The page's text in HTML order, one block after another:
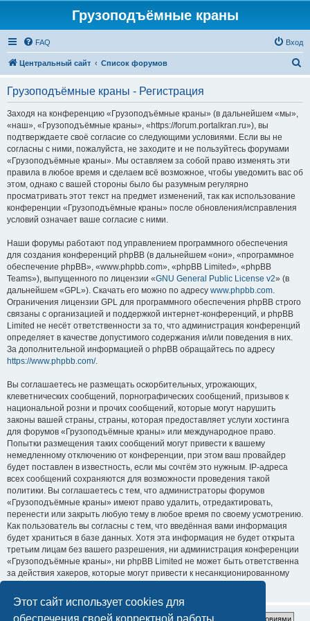
Этот сайт использует cookies для
обеспечения своей корректной работы.
Грузоподъёмные краны
FAQ Вход
Центральный сайт Список форумов
Грузоподъёмные краны - Регистрация
Заходя на конференцию «Грузоподъёмные краны» (в дальнейшем «мы»,
«наш», «Грузоподъёмные краны», «https://forum.portalkran.ru»), вы
подтверждаете своё согласие со следующими условиями. Если вы не
согласны с ними, пожалуйста, не заходите и не пользуйтесь форумами
«Грузоподъёмные краны». Мы оставляем за собой право изменять эти
правила в любое время и сделаем всё возможное, чтобы уведомить вас об
этом, однако с вашей стороны было бы разумным регулярно
просматривать этот текст на предмет изменений, так как использование
конференции «Грузоподъёмные краны» после обновления/исправления
условий означает ваше согласие с ними.
Наши форумы работают под управлением программного обеспечения
для создания конференций phpBB (в дальнейшем «они», «программное
обеспечение phpBB», «www.phpbb.com», «phpBB Limited», «phpBB
Teams»), выпущенного по лицензии «GNU General Public License v2» (в
дальнейшем «GPL»). Скачать его можно по адресу www.phpbb.com.
Ограничения лицензии GPL для программного обеспечения phpBB строго
связаны с организацией и поддержкой интернет-конференций, и phpBB
Limited не несёт ответственности за то, что администрация конференций
определяет в качестве допустимого содержания и/или поведения в них.
За дополнительной информацией о phpBB обращайтесь по адресу
https://www.phpbb.com/.
Вы соглашаетесь не размещать оскорбительных, угрожающих,
клеветнических сообщений, порнографических сообщений, призывов к
национальной розни и прочих сообщений, которые могут нарушить
законы вашей страны, страны, которая предоставляет услуги хостинга
для форумов «Грузоподъёмные краны» или международное право.
Попытки размещения таких сообщений могут привести к вашему
немедленному отключению от конференции, при этом ваш провайдер
будет поставлен в известность, если мы сочтём это нужным. IP-адреса
всех сообщений сохраняются для возможности проведения такой
политики. Вы соглашаетесь с тем, что администраторы форумов
«Грузоподъёмные краны» имеют право удалить, отредактировать,
перенести или закрыть любую тему в любое время по своему усмотрению.
Как пользователь вы согласны с тем, что введённая вами информация
будет храниться в базе данных. Хотя эта информация не будет открыта
третьим лицам без вашего разрешения, ни администрация конференции
«Грузоподъёмные краны», ни phpBB Limited не может быть ответственна
за действия хакеров, которые могут привести к несанкционированному